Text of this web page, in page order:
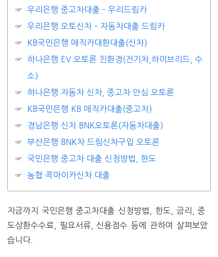
우리은행 중고차대출 – 우리드림카
우리은행 오토신차 – 자동차대출 드림카
KB국민은행 매직카대환대출(신차)
하나은행 EV 오토론 친환경(전기차,하이브리드, 수
소)
하나은행 자동차 신차, 중고차 안심 오토론
KB국민은행 KB 매직카대출(중고차)
경남은행 신차 BNK오토론(자동차대출)
부산은행 BNK차 드림신차구입 오토론
국민은행 중고차 대출 신청방법, 한도
농협 콕마이카신차 대출
지금까지 국민은행 중고차대출 신청방법, 한도, 금리, 중
도상환수수료, 필요서류, 신용점수 등에 관하여 살펴보았
습니다.